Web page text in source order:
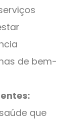
de bem-
que